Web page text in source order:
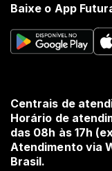
Baixe o App
Centrais de
Horário de
das 08h às 17h
Atendimento via
Brasil.